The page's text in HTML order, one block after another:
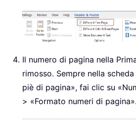
Il numero di pagina nella
rimosso. Sempre nella
piè di pagina», fai clic su
> «Formato numeri di pagina».